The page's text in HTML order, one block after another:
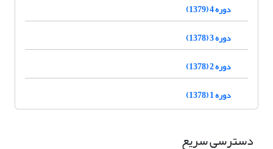
دوره 4 (1379)
دوره 3 (1378)
دوره 2 (1378)
دوره 1 (1378)
دسترسی سریع